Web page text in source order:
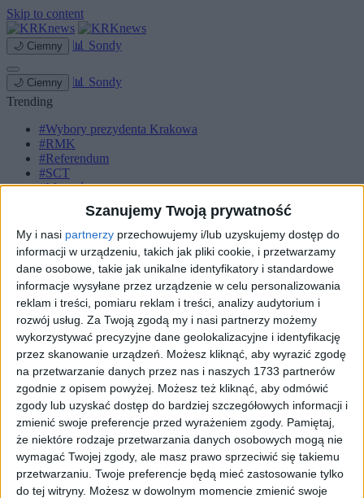
Szanujemy Twoją prywatność
My i nasi partnerzy przechowujemy i/lub uzyskujemy dostęp do
informacji w urządzeniu, takich jak pliki cookie, i przetwarzamy
dane osobowe, takie jak unikalne identyfikatory i standardowe
informacje wysyłane przez urządzenie w celu personalizowania
reklam i treści, pomiaru reklam i treści, analizy audytorium i
rozwój usług. Za Twoją zgodą my i nasi partnerzy możemy
wykorzystywać precyzyjne dane geolokalizacyjne i identyfikację
przez skanowanie urządzeń. Możesz kliknąć, aby wyrazić zgodę
na przetwarzanie danych przez nas i naszych 1733 partnerów
zgodnie z opisem powyżej. Możesz też kliknąć, aby odmówić
zgody lub uzyskać dostęp do bardziej szczegółowych informacji i
zmienić swoje preferencje przed wyrażeniem zgody. Pamiętaj,
że niektóre rodzaje przetwarzania danych osobowych mogą nie
wymagać Twojej zgody, ale masz prawo sprzeciwić się takiemu
przetwarzaniu. Twoje preferencje będą mieć zastosowanie tylko
do tej witryny. Możesz w dowolnym momencie zmienić swoje
Skip to content
🌙 Ciemny 📊 Sondy
🌙 Ciemny 📊 Sondy
Trending
#Wybory prezydenta Krakowa
#RMK
#Referendum
#SCT
#Marcyś
Strona główna
Miasto
Komunikacja
Zieleń
Inwestycje
Biznes
Sport
Kultura
Małopolska
Kryminalne
Tag #jasień
#jasień
artykułówKryminalne NajnowszeRegion
Sortuj:
Kategoria: